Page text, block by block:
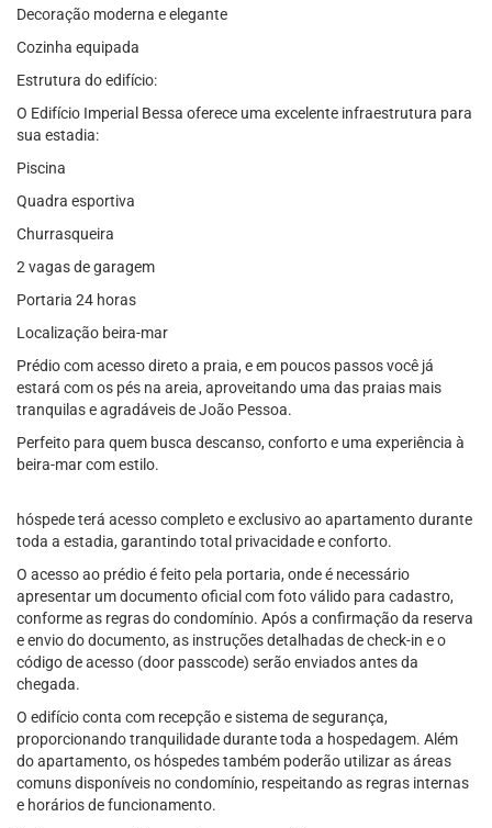
Decoração moderna e elegante
Cozinha equipada
Estrutura do edifício:
O Edifício Imperial Bessa oferece uma excelente infraestrutura para
sua estadia:
Piscina
Quadra esportiva
Churrasqueira
2 vagas de garagem
Portaria 24 horas
Localização beira-mar
Prédio com acesso direto a praia, e em poucos passos você já
estará com os pés na areia, aproveitando uma das praias mais
tranquilas e agradáveis de João Pessoa.
Perfeito para quem busca descanso, conforto e uma experiência à
beira-mar com estilo.
hóspede terá acesso completo e exclusivo ao apartamento durante
toda a estadia, garantindo total privacidade e conforto.
O acesso ao prédio é feito pela portaria, onde é necessário
apresentar um documento oficial com foto válido para cadastro,
conforme as regras do condomínio. Após a confirmação da reserva
e envio do documento, as instruções detalhadas de check-in e o
código de acesso (door passcode) serão enviados antes da
chegada.
O edifício conta com recepção e sistema de segurança,
proporcionando tranquilidade durante toda a hospedagem. Além
do apartamento, os hóspedes também poderão utilizar as áreas
comuns disponíveis no condomínio, respeitando as regras internas
e horários de funcionamento.